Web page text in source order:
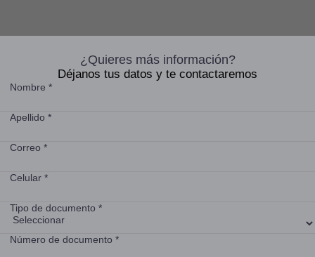
¿Quieres más información?
Déjanos tus datos y te contactaremos
Nombre *
Apellido *
Correo *
Celular *
Tipo de documento *
Número de documento *